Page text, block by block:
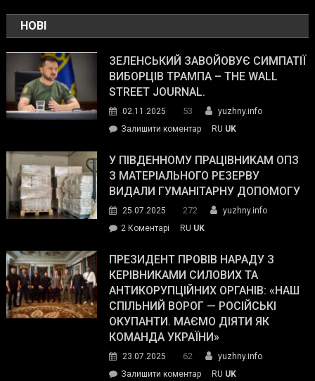
НОВІ
ЗЕЛЕНСЬКИЙ ЗАВОЙОВУЄ СИМПАТІЇ
ВИБОРЦІВ ТРАМПА – THE WALL
STREET JOURNAL.
02.11.2025 53
yuzhny.info
Залишити коментарon
завойовує
симпатії
виборців
The
Street
Journal.
RU UK
У ПІВДЕННОМУ ПРАЦІВНИКАМ ОПЗ
З МАТЕРІАЛЬНОГО РЕЗЕРВУ
ВИДАЛИ ГУМАНІТАРНУ ДОПОМОГУ
25.07.2025 272
yuzhny.info
2 Коментарі
Південному
працівникам
ОПЗ
з
матеріального
резерву
гуманітарну
допомогу
RU UK
ПРЕЗИДЕНТ ПРОВІВ НАРАДУ З
КЕРІВНИКАМИ СИЛОВИХ ТА
АНТИКОРУПЦІЙНИХ ОРГАНІВ: «НАШ
СПІЛЬНИЙ ВОРОГ — РОСІЙСЬКІ
ОКУПАНТИ. МАЄМО ДІЯТИ ЯК
КОМАНДА УКРАЇНИ»
23.07.2025 62
yuzhny.info
Залишити коментарon
RU UK